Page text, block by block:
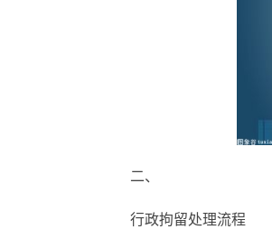
二、
行政拘留处理流程